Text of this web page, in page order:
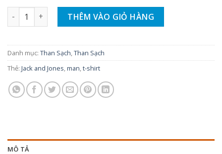
Than Củi Cừ Loại 1 Cung Cấp Giá Sỉ Lẻ Toàn Quốc – Công
THÊM VÀO GIỎ HÀNG
Danh mục: Than Sạch,Than Sạch
Thẻ: Jack and Jones,man,t-shirt
MÔ TẢ